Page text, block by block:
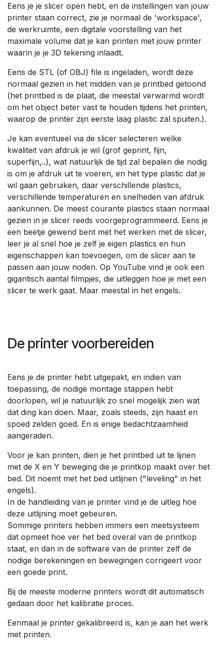
Eens je je slicer open hebt, en de instellingen van jouw
printer staan correct, zie je normaal de 'workspace',
de werkruimte, een digitale voorstelling van het
maximale volume dat je kan printen met jouw printer
waarin je je 3D tekening inlaadt.
Eens de STL (of OBJ) file is ingeladen, wordt deze
normaal gezien in het midden van je printbed getoond
(het printbed is de plaat, die meestal verwarmd wordt
om het object beter vast te houden tijdens het printen,
waarop de printer zijn eerste laag plastic zal spuiten.).
Je kan eventueel via de slicer selecteren welke
kwaliteit van afdruk je wil (grof geprint, fijn,
superfijn,..), wat natuurlijk de tijd zal bepalen die nodig
is om je afdruk uit te voeren, en het type plastic dat je
wil gaan gebruiken, daar verschillende plastics,
verschillende temperaturen en snelheden van afdruk
aankunnen. De meest courante plastics staan normaal
gezien in je slicer reeds voorgeprogrammeerd. Eens je
een beetje gewend bent met het werken met de slicer,
leer je al snel hoe je zelf je eigen plastics en hun
eigenschappen kan toevoegen, om de slicer aan te
passen aan jouw noden. Op YouTube vind je ook een
gigantisch aantal filmpjes, die uitleggen hoe je met een
slicer te werk gaat. Maar meestal in het engels.
De printer voorbereiden
Eens je de printer hebt uitgepakt, en indien van
toepassing, de nodige montage stappen hebt
doorlopen, wil je natuurlijk zo snel mogelijk zien wat
dat ding kan doen. Maar, zoals steeds, zijn haast en
spoed zelden goed. En is enige bedachtzaamheid
aangeraden.
Voor je kan printen, dien je het printbed uit te lijnen
met de X en Y beweging die je printkop maakt over het
bed. Dit noemt met het bed uitlijnen ("leveling" in het
engels).
In de handleiding van je printer vind je de uitleg hoe
deze uitlijning moet gebeuren.
Sommige printers hebben immers een meetsysteem
dat opmeet hoe ver het bed overal van de printkop
staat, en dan in de software van de printer zelf de
nodige berekeningen en bewegingen corrigeert voor
een goede print.
Bij de meeste moderne printers wordt dit automatisch
gedaan door het kalibratie proces.
Eenmaal je printer gekalibreerd is, kan je aan het werk
met printen.